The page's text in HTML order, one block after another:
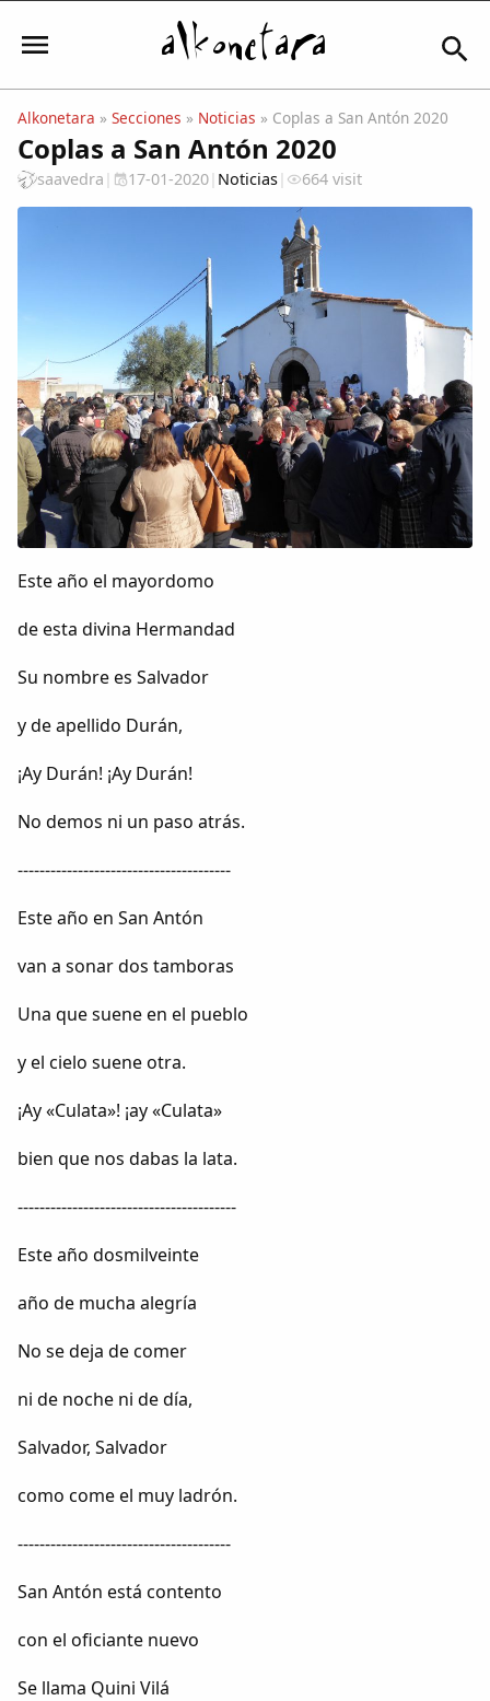
Iniciar sesión
El Tiempo
Actualidad
Comunidad
Colaboradores
Biblioteca
Periódico Alconétar
Diccionario
Traductor
Cancionero Local
Apodos
Peñas
Modo oscuro
Alkonetara » Secciones » Noticias » Coplas a San Antón 2020
Coplas a San Antón 2020
saavedra | 17-01-2020| Noticias| 664 visit
Este año el mayordomo
de esta divina Hermandad
Su nombre es Salvador
y de apellido Durán,
¡Ay Durán! ¡Ay Durán!
No demos ni un paso atrás.
---------------------------------------
Este año en San Antón
van a sonar dos tamboras
Una que suene en el pueblo
y el cielo suene otra.
¡Ay «Culata»! ¡ay «Culata»
bien que nos dabas la lata.
----------------------------------------
Este año dosmilveinte
año de mucha alegría
No se deja de comer
ni de noche ni de día,
Salvador, Salvador
como come el muy ladrón.
---------------------------------------
San Antón está contento
con el oficiante nuevo
Se llama Quini Vilá